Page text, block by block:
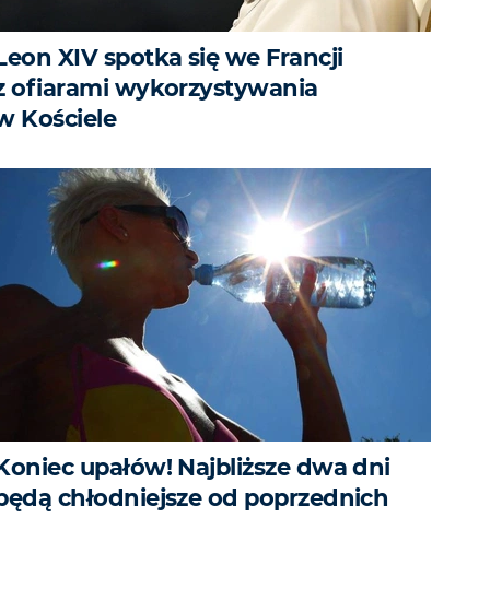
XIV spotka się we Francji
ofiarami wykorzystywania
Kościele
upałów! Najbliższe dwa dni
chłodniejsze od poprzednich